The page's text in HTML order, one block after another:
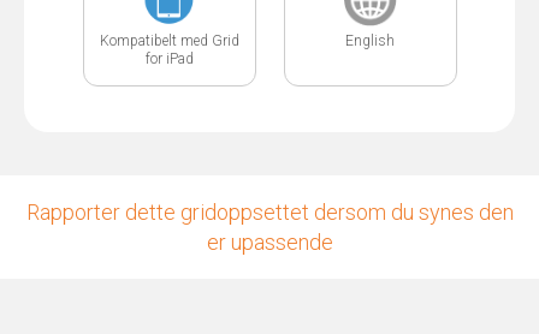
Kompatibelt med Grid
for iPad
English
Rapporter dette gridoppsettet dersom du synes den
er upassende